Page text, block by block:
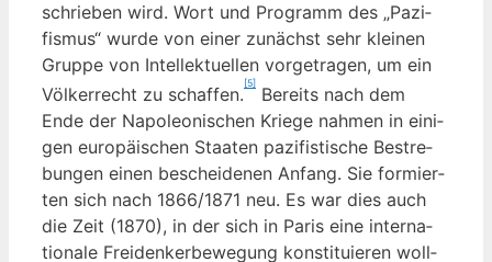
schrie­ben wird. Wort und Pro­gramm des „Pazi­
fis­mus“ wur­de von einer zunächst sehr klei­nen
Grup­pe von Intel­lek­tu­el­len vor­ge­tra­gen, um ein
Völ­ker­recht zu schaf­fen.
[5]
Bereits nach dem
Ende der Napo­leo­ni­schen Krie­ge nah­men in eini­
gen euro­päi­schen Staa­ten pazi­fis­ti­sche Bestre­
bun­gen einen beschei­de­nen Anfang. Sie for­mier­
ten sich nach 1866/1871 neu. Es war dies auch
die Zeit (1870), in der sich in Paris eine inter­na­
tio­na­le Frei­den­ker­be­we­gung kon­sti­tu­ie­ren woll­